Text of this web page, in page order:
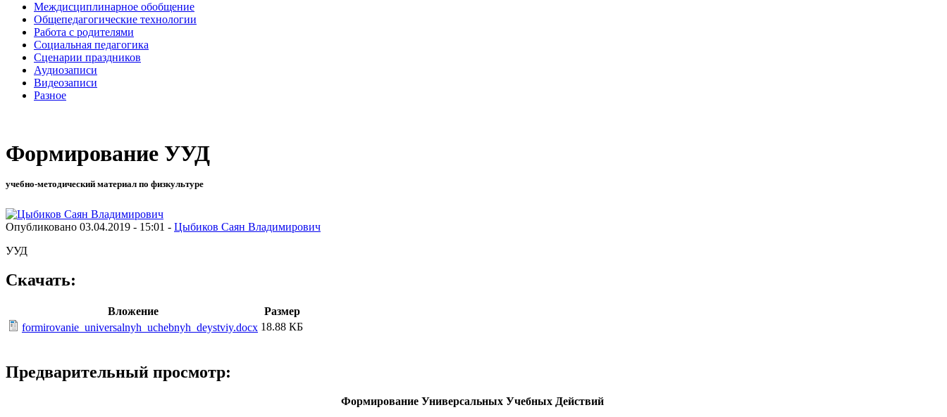
Междисциплинарное обобщение
Общепедагогические технологии
Работа с родителями
Социальная педагогика
Сценарии праздников
Аудиозаписи
Видеозаписи
Разное
Формирование УУД
учебно-методический материал по физкультуре
Опубликовано 03.04.2019 - 15:01 - Цыбиков Саян Владимирович
УУД
Скачать:
Вложение
Размер
formirovanie_universalnyh_uchebnyh_deystviy.docx 18.88 КБ
Предварительный просмотр:
Формирование Универсальных Учебных Действий